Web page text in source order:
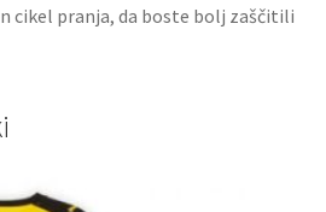
cikel pranja, da boste bolj zaščitili